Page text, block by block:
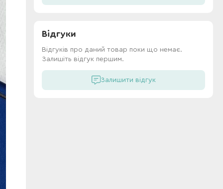
Відгуки
Відгуків про даний товар поки що немає.
Залишіть відгук першим.
Залишити відгук